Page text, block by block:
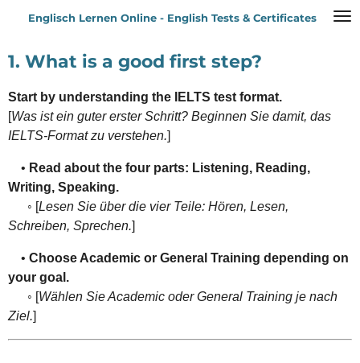
Zum
springen
Englisch Lernen Online - English Tests & Certificates
1. What is a good first step?
Start by understanding the IELTS test format.
[Was ist ein guter erster Schritt? Beginnen Sie damit, das
IELTS-Format zu verstehen.]
• Read about the four parts: Listening, Reading,
Writing, Speaking.
◦ [Lesen Sie über die vier Teile: Hören, Lesen,
Schreiben, Sprechen.]
• Choose Academic or General Training depending on
your goal.
◦ [Wählen Sie Academic oder General Training je nach
Ziel.]